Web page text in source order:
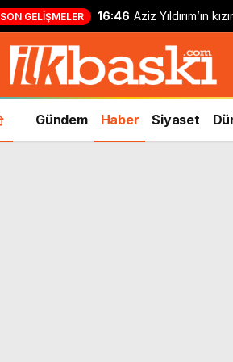
SON GELIŞMELER 16:46 Aziz Yıldırım’ın
yapan kişi
Gündem Haber Siyaset